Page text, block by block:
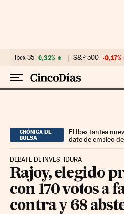
Ibex 35 0,32% S&P 500 -0,17%
CRÓNICA DE
BOLSA
El Ibex tantea
dato de empleo de
DEBATE DE INVESTIDURA
Rajoy, elegido
con 170 votos a
contra y 68